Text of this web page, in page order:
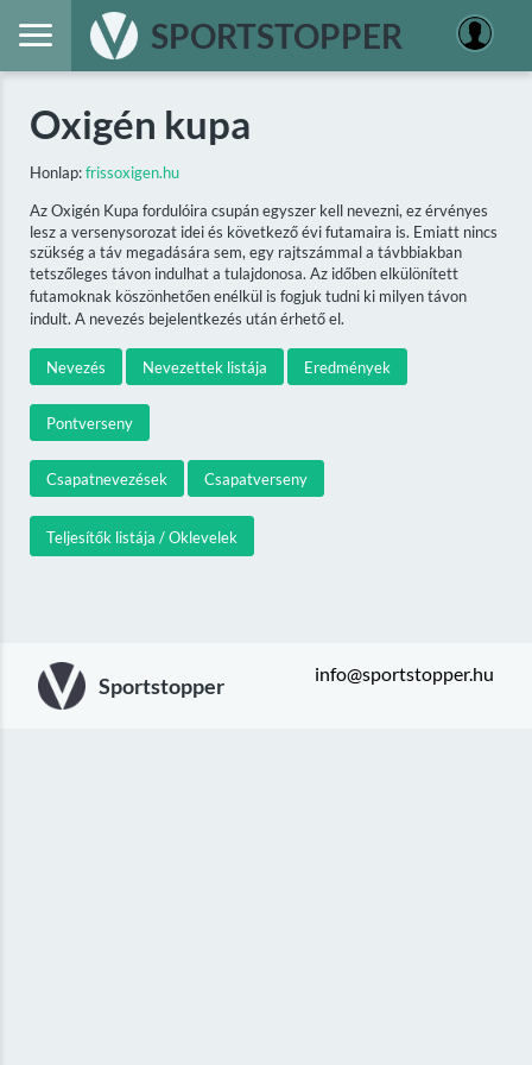
SPORTSTOPPER
Oxigén kupa
Honlap:frissoxigen.hu
Az Oxigén Kupa fordulóira csupán egyszer kell nevezni, ez érvényes
lesz a versenysorozat idei és következő évi futamaira is. Emiatt nincs
szükség a táv megadására sem, egy rajtszámmal a távbbiakban
tetszőleges távon indulhat a tulajdonosa. Az időben elkülönített
futamoknak köszönhetően enélkül is fogjuk tudni ki milyen távon
indult. A nevezés bejelentkezés után érhető el.
Nevezés Nevezettek listája Eredmények
Pontverseny
Csapatnevezések Csapatverseny
Teljesítők listája / Oklevelek
Sportstopper info@sportstopper.hu